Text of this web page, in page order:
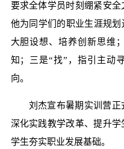
要求全体学员时刻绷紧安全
他为同学们的职业生涯规划
大胆设想、培养创新思维
知；三是“找”，指引主动
向。
刘杰宣布暑期实训营
深化实践教学改革、提升
学生夯实职业发展基础。